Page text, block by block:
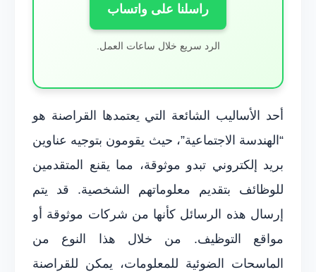
راسلنا على واتساب
الرد سريع خلال ساعات العمل.
أحد الأساليب الشائعة التي يعتمدها القراصنة هو
“الهندسة الاجتماعية”، حيث يقومون بتوجيه عناوين
بريد إلكتروني تبدو موثوقة، مما يقنع المتقدمين
للوظائف بتقديم معلوماتهم الشخصية. قد يتم
إرسال هذه الرسائل كأنها من شركات موثوقة أو
مواقع التوظيف. من خلال هذا النوع من
الماسحات الضوئية للمعلومات، يمكن للقراصنة